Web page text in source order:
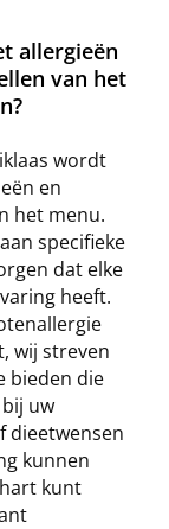
allergieën
van het
wordt
en
het menu.
specifieke
dat elke
heeft.
wij streven
bieden die
uw
dieetwensen
kunnen
kunt